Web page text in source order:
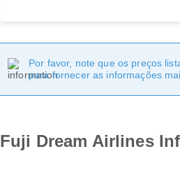
Por favor, note que os preços
para fornecer as informações
Fuji Dream Airlines